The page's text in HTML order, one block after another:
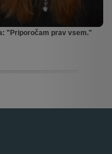
"Priporočam prav vsem."